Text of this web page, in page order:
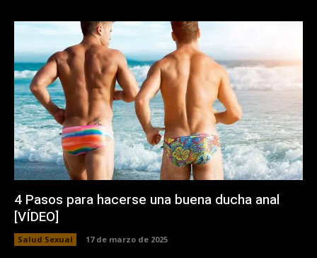
4 Pasos para hacerse una buena ducha anal
[VÍDEO]
Salud Sexual 17 de marzo de 2025